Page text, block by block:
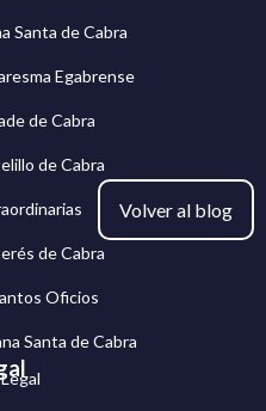
Volver al blog
Santa de Cabra
Egabrense
de Cabra
de Cabra
de Cabra
Oficios
Santa de Cabra